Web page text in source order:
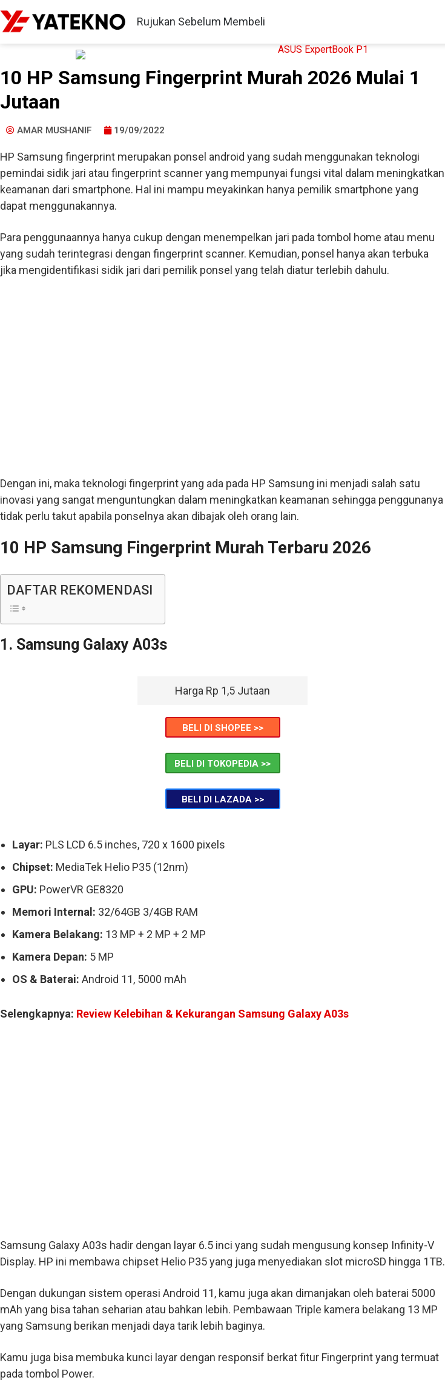
Rujukan Sebelum Membeli
10 HP Samsung Fingerprint Murah 2026 Mulai 1
Jutaan
AMAR MUSHANIF 19/09/2022
HP Samsung fingerprint merupakan ponsel android yang sudah menggunakan teknologi
pemindai sidik jari atau fingerprint scanner yang mempunyai fungsi vital dalam meningkatkan
keamanan dari smartphone. Hal ini mampu meyakinkan hanya pemilik smartphone yang
dapat menggunakannya.
Para penggunaannya hanya cukup dengan menempelkan jari pada tombol home atau menu
yang sudah terintegrasi dengan fingerprint scanner. Kemudian, ponsel hanya akan terbuka
jika mengidentifikasi sidik jari dari pemilik ponsel yang telah diatur terlebih dahulu.
Dengan ini, maka teknologi fingerprint yang ada pada HP Samsung ini menjadi salah satu
inovasi yang sangat menguntungkan dalam meningkatkan keamanan sehingga penggunanya
tidak perlu takut apabila ponselnya akan dibajak oleh orang lain.
10 HP Samsung Fingerprint Murah Terbaru 2026
DAFTAR REKOMENDASI
1. Samsung Galaxy A03s
Harga Rp 1,5 Jutaan
BELI DI SHOPEE >>
BELI DI TOKOPEDIA >>
BELI DI LAZADA >>
Layar: PLS LCD 6.5 inches, 720 x 1600 pixels
Chipset: MediaTek Helio P35 (12nm)
GPU: PowerVR GE8320
Memori Internal: 32/64GB 3/4GB RAM
Kamera Belakang: 13 MP + 2 MP + 2 MP
Kamera Depan: 5 MP
OS & Baterai: Android 11, 5000 mAh
Selengkapnya: Review Kelebihan & Kekurangan Samsung Galaxy A03s
Samsung Galaxy A03s hadir dengan layar 6.5 inci yang sudah mengusung konsep Infinity-V
Display. HP ini membawa chipset Helio P35 yang juga menyediakan slot microSD hingga 1TB.
Dengan dukungan sistem operasi Android 11, kamu juga akan dimanjakan oleh baterai 5000
mAh yang bisa tahan seharian atau bahkan lebih. Pembawaan Triple kamera belakang 13 MP
yang Samsung berikan menjadi daya tarik lebih baginya.
Kamu juga bisa membuka kunci layar dengan responsif berkat fitur Fingerprint yang termuat
pada tombol Power.